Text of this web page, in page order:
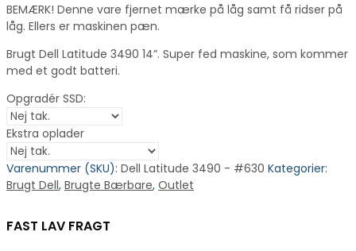
BEMÆRK! Denne vare fjernet mærke på låg samt få ridser på
låg. Ellers er maskinen pæn.
Brugt Dell Latitude 3490 14”. Super fed maskine, som kommer
med et godt batteri.
Opgradér SSD:
Ekstra oplader
Varenummer (SKU): Dell Latitude 3490 - #630 Kategorier:
Brugt Dell, Brugte Bærbare, Outlet
FAST LAV FRAGT